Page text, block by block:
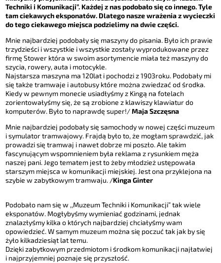
Techniki i Komunikacji”. Każdej z nas podobało się co innego. Tyle
tam ciekawych eksponatów. Dlategonasze wrażenia z wycieczki
do tego ciekawego miejsca podzielimy na dwieczęści.
Mnie najbardziej podobały się maszyny do pisania. Było ich prawie
trzydzieści iwszystkie i wszystkie zostały wyprodukowane przez
firmę Stower która w swoimasortymencie miała też maszyny do
szycia, rowery, auta i motocykle.
Najstarsza maszyna ma 120lat i pochodzi z 1903roku. Podobały mi
się także tramwaje i autobusy które można zwiedzaćod środka.
Kiedy w pewnym monecie usiadłyśmy z Kingą na fotelach
zorientowałyśmysię,że są zrobione z klawiszy klawiatur do
komputerów. Było to naprawdę super!/Maja Szczęsna
Mnie najbardziej podobały się samochody w nowej części muzeum
i symulatortramwajowy. Frajdą byłoto,że mogłamsprawdzić, jak
prowadzi się tramwaj i nawet dobrze mi poszło. Ale takim
fascynującym wspomnieniem była reklama z rysunkiem męża
naszej pani. Jego tematem jest to żeby młodzież ustępowała
starszym miejsca w komunikacji miejskiej. Jest ona przyklejona na
szybie w zabytkowym tramwaju. /Kinga Ginter
Podobało nam się w ,,Muzeum Techniki i Komunikacji” tak wiele
eksponatów. Mogłybyśmy wymieniać godzinami, jednak
znalazłyśmy kilka o których najbardziej chciałyśmy wam
opowiedzieć.W samym muzeum można się poczuć tak jak by się
żyło kilkadziesiąt lat temu.
Dzięki zabytkowym przedmiotom i środkom komunikacji najłatwiej
i najprzyjemniej poznaje się przyszłość.